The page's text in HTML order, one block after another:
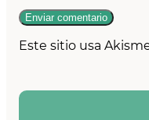
Este sitio usa